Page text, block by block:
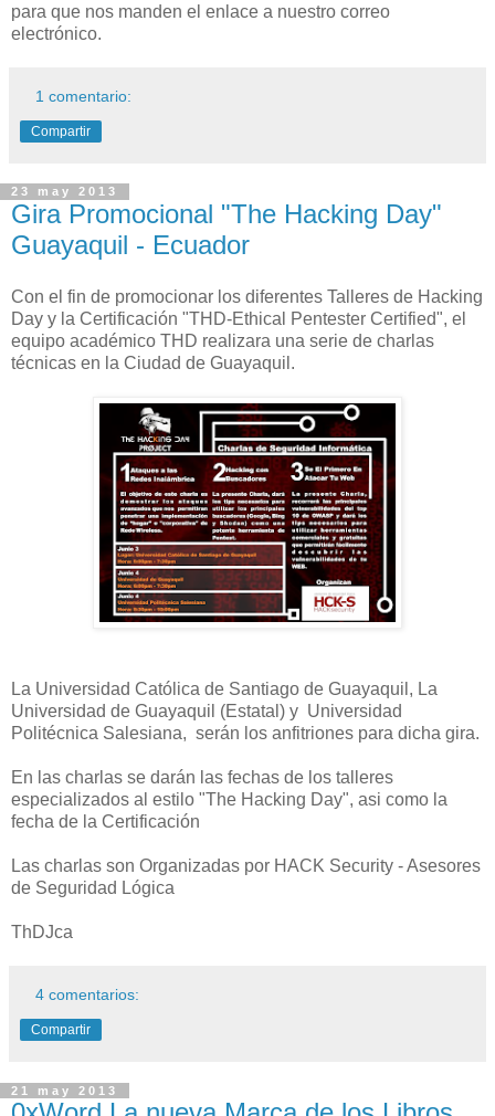
para que nos manden el enlace a nuestro correo
electrónico.
1 comentario:
Compartir
23 may 2013
Gira Promocional "The Hacking Day"
Guayaquil - Ecuador
Con el fin de promocionar los diferentes Talleres de Hacking
Day y la Certificación "THD-Ethical Pentester Certified", el
equipo académico THD realizara una serie de charlas
técnicas en la Ciudad de Guayaquil.
La Universidad Católica de Santiago de Guayaquil, La
Universidad de Guayaquil (Estatal) y Universidad
Politécnica Salesiana, serán los anfitriones para dicha gira.
En las charlas se darán las fechas de los talleres
especializados al estilo "The Hacking Day", asi como la
fecha de la Certificación
Las charlas son Organizadas por HACK Security - Asesores
de Seguridad Lógica
ThDJca
4 comentarios:
Compartir
21 may 2013